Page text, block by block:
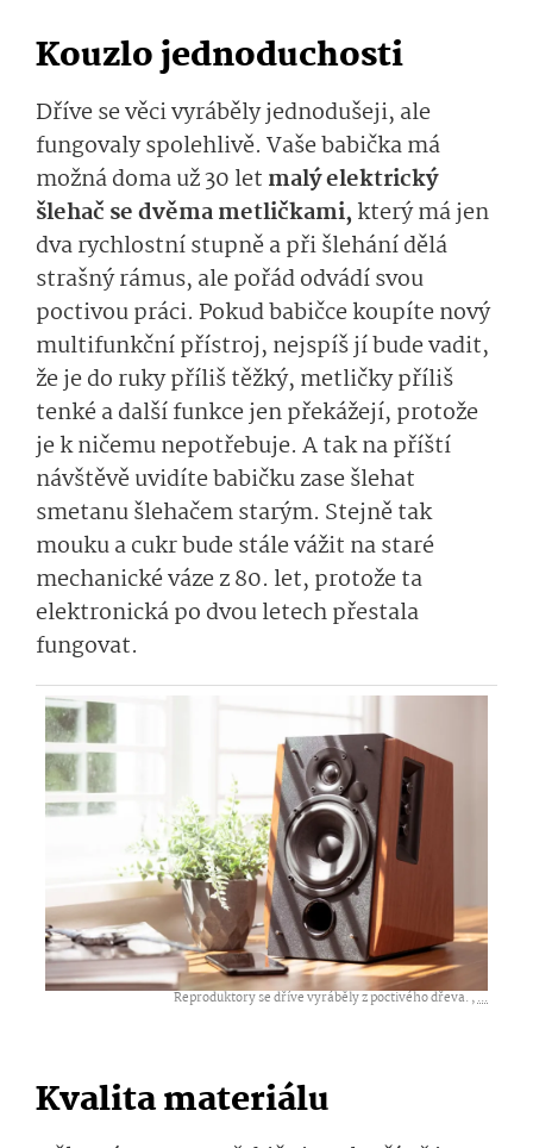
Kouzlo jednoduchosti
Dříve se věci vyráběly jednodušeji, ale
fungovaly spolehlivě. Vaše babička má
možná doma už 30 let malý elektrický
šlehač se dvěma metličkami,který má jen
dva rychlostní stupně a při šlehání dělá
strašný rámus, ale pořád odvádí svou
poctivou práci. Pokud babičce koupíte nový
multifunkční přístroj, nejspíš jí bude vadit,
že je do ruky příliš těžký, metličky příliš
tenké a další funkce jen překážejí, protože
je k ničemu nepotřebuje. A tak na příští
návštěvě uvidíte babičku zase šlehat
smetanu šlehačem starým. Stejně tak
mouku a cukr bude stále vážit na staré
mechanické váze z 80. let, protože ta
elektronická po dvou letech přestala
fungovat.
Reproduktory se dříve vyráběly z poctivého dřeva. ,...
Kvalita materiálu